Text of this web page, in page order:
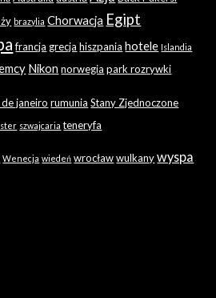
brazylia Chorwacja Egipt
francja grecja hiszpania hotele Islandia
Nikon norwegia park rozrywki
janeiro rumunia Stany Zjednoczone
szwajcaria teneryfa
Wenecja wiedeń wrocław wulkany wyspa